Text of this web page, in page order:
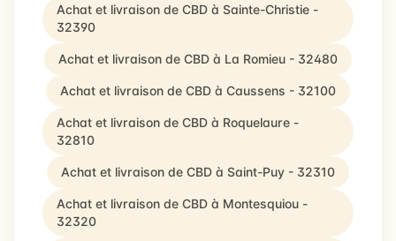
Achat et livraison de CBD à Sainte-Christie -
32390
Achat et livraison de CBD à La Romieu - 32480
Achat et livraison de CBD à Caussens - 32100
Achat et livraison de CBD à Roquelaure -
32810
Achat et livraison de CBD à Saint-Puy - 32310
Achat et livraison de CBD à Montesquiou -
32320